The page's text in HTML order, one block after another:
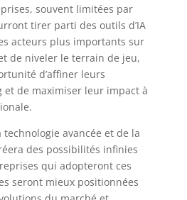
souvent limitées par
tirer parti des outils d’IA
acteurs plus importants sur
de niveler le terrain de jeu,
d’affiner leurs
et de maximiser leur impact à
avancée et de la
des possibilités infinies
qui adopteront ces
seront mieux positionnées